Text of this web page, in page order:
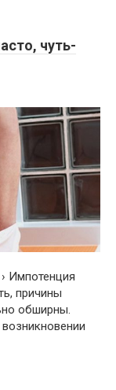
чуть-
Импотенция
причины
обширны.